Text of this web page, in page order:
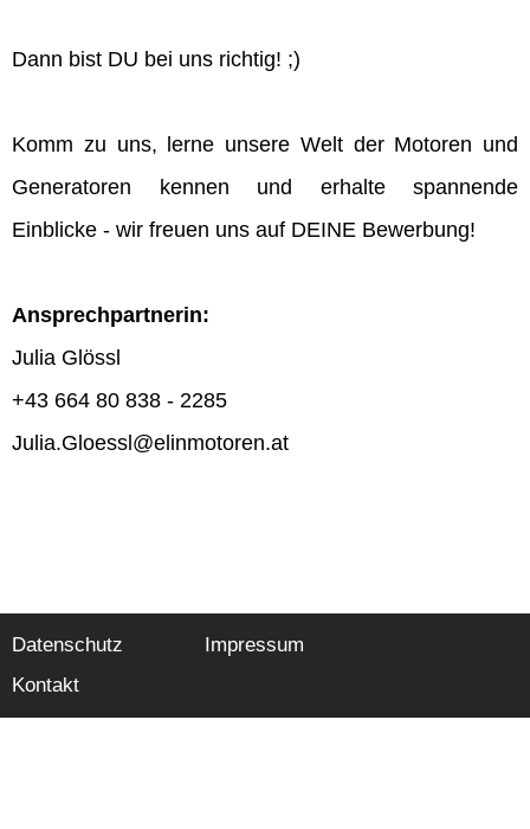
Dann bist DU bei uns richtig! ;)
Komm zu uns, lerne unsere Welt der Motoren und
Generatoren kennen und erhalte spannende
Einblicke - wir freuen uns auf DEINE Bewerbung!
Ansprechpartnerin:
Julia Glössl
+43 664 80 838 - 2285
Julia.Gloessl@elinmotoren.at
Datenschutz
Impressum
Kontakt